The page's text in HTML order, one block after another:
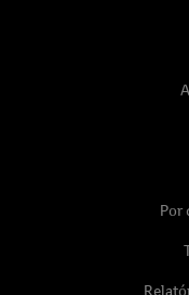
Por